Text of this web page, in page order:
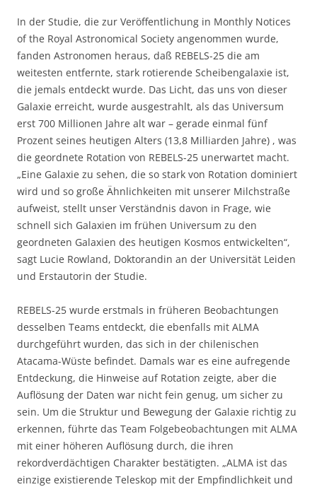
In der Studie, die zur Veröffentlichung in Monthly Notices
of the Royal Astronomical Society angenommen wurde,
fanden Astronomen heraus, daß REBELS-25 die am
weitesten entfernte, stark rotierende Scheibengalaxie ist,
die jemals entdeckt wurde. Das Licht, das uns von dieser
Galaxie erreicht, wurde ausgestrahlt, als das Universum
erst 700 Millionen Jahre alt war – gerade einmal fünf
Prozent seines heutigen Alters (13,8 Milliarden Jahre) , was
die geordnete Rotation von REBELS-25 unerwartet macht.
„Eine Galaxie zu sehen, die so stark von Rotation dominiert
wird und so große Ähnlichkeiten mit unserer Milchstraße
aufweist, stellt unser Verständnis davon in Frage, wie
schnell sich Galaxien im frühen Universum zu den
geordneten Galaxien des heutigen Kosmos entwickelten“,
sagt Lucie Rowland, Doktorandin an der Universität Leiden
und Erstautorin der Studie.
REBELS-25 wurde erstmals in früheren Beobachtungen
desselben Teams entdeckt, die ebenfalls mit ALMA
durchgeführt wurden, das sich in der chilenischen
Atacama-Wüste befindet. Damals war es eine aufregende
Entdeckung, die Hinweise auf Rotation zeigte, aber die
Auflösung der Daten war nicht fein genug, um sicher zu
sein. Um die Struktur und Bewegung der Galaxie richtig zu
erkennen, führte das Team Folgebeobachtungen mit ALMA
mit einer höheren Auflösung durch, die ihren
rekordverdächtigen Charakter bestätigten. „ALMA ist das
einzige existierende Teleskop mit der Empfindlichkeit und